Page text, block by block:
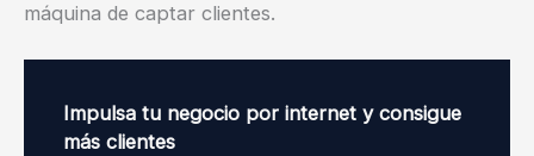
máquina de captar clientes.
Impulsa tu negocio por internet y consigue
más clientes